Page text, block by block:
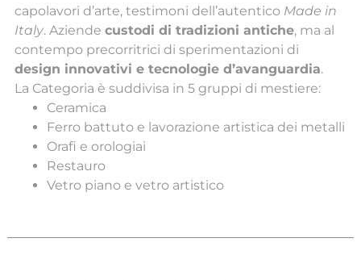
capolavori d’arte, testimoni dell’autentico Made in
Italy. Aziende custodi di tradizioni antiche, ma al
contempo precorritrici di sperimentazioni di
design innovativi e tecnologie d’avanguardia.
La Categoria è suddivisa in 5 gruppi di mestiere:
Ceramica
Ferro battuto e lavorazione artistica dei metalli
Orafi e orologiai
Restauro
Vetro piano e vetro artistico